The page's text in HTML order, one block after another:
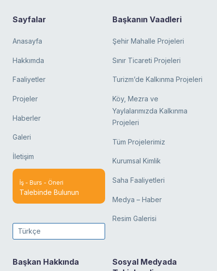
Sayfalar
Anasayfa
Hakkımda
Faaliyetler
Projeler
Haberler
Galeri
İletişim
İş - Burs - Öneri
Talebinde Bulunun
Türkçe
Başkanın Vaadleri
Şehir Mahalle Projeleri
Sınır Ticareti Projeleri
Turizm’de Kalkınma Projeleri
Köy, Mezra ve
Yaylalarımızda Kalkınma
Projeleri
Tüm Projelerimiz
Kurumsal Kimlik
Saha Faaliyetleri
Medya – Haber
Resim Galerisi
Başkan Hakkında
Sosyal Medyada